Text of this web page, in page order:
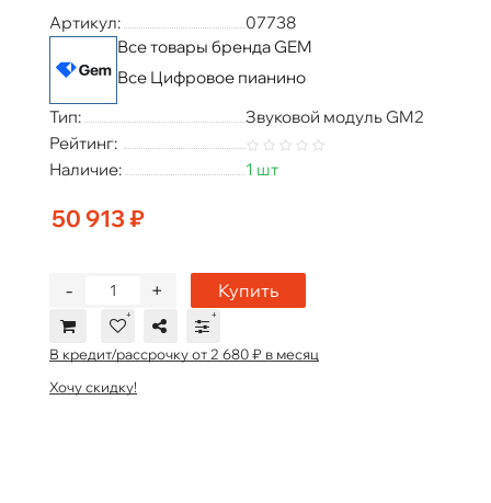
Артикул:
07738
Все товары бренда GEM
Все Цифровое пианино
Тип:
Звуковой модуль GM2
Рейтинг:
Наличие:
1 шт
50 913 ₽
+
- Купить
В кредит/рассрочку от 2 680 ₽ в месяц
Хочу скидку!